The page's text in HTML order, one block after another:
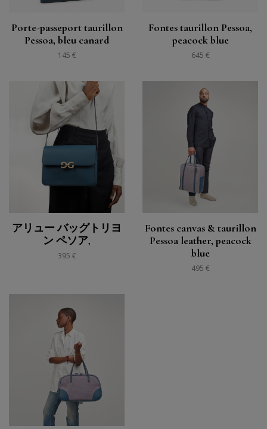
Porte-passeport taurillon
Pessoa, bleu canard
145 €
Fontes taurillon Pessoa,
peacock blue
645 €
アリュー バッグトリヨ
ン ペソア,
395 €
Fontes canvas & taurillon
Pessoa leather, peacock
blue
495 €